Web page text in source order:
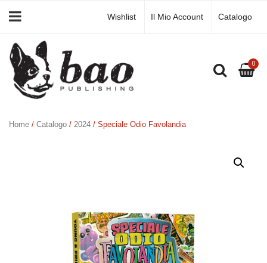
Wishlist Il Mio Account Catalogo
0
Home / Catalogo / 2024 / Speciale Odio Favolandia